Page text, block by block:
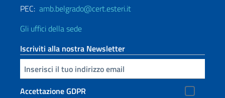
PEC: amb.belgrado@cert.esteri.it
Gli uffici della sede
Iscriviti alla nostra Newsletter
Inserisci la tua email
Accettazione GDPR